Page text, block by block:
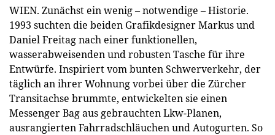
WIEN. Zunächst ein wenig – notwendige – Historie.
1993 suchten die beiden Grafikdesigner Markus und
Daniel Freitag nach einer funktionellen,
wasserabweisenden und robusten Tasche für ihre
Entwürfe. Inspiriert vom bunten Schwerverkehr, der
täglich an ihrer Wohnung vorbei über die Zürcher
Transitachse brummte, entwickelten sie einen
Messenger Bag aus gebrauchten Lkw-Planen,
ausrangierten Fahrradschläuchen und Autogurten. So